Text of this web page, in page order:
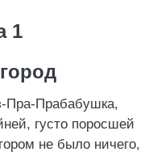
1
Пра-Прабабушка,
густо поросшей
не было ничего,